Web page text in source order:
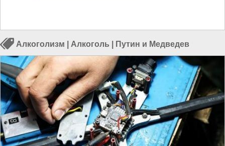
Алкоголизм Алкоголь Путин и Медведев